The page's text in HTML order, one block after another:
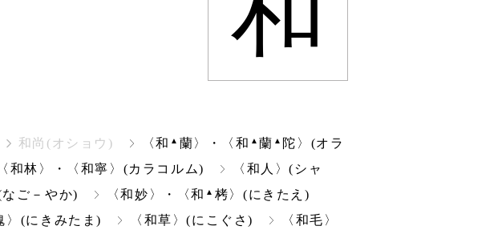
和尚(オショウ) 〈和 ▲ 蘭〉・〈和 ▲蘭 ▲ 陀〉(オラ
〈和林〉・〈和寧〉(カラコルム)
〈和人〉(シャ
ご－やか) 〈和妙〉・〈和 ▲ 栲〉(にきたえ)
〉(にきみたま) 〈和草〉(にこぐさ)
〈和毛〉